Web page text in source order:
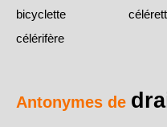
bicyclette
célérifère
Antonymes de